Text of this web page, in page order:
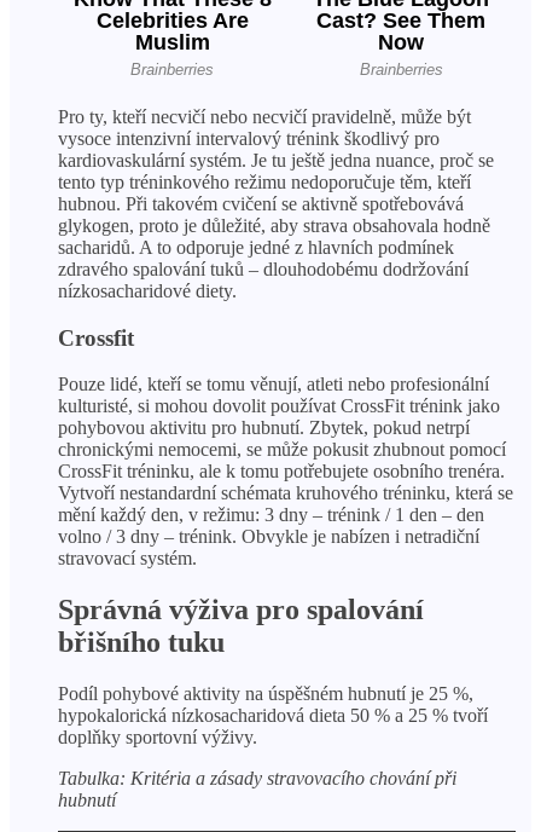
Pro ty, kteří necvičí nebo necvičí pravidelně, může být
vysoce intenzivní intervalový trénink škodlivý pro
kardiovaskulární systém. Je tu ještě jedna nuance, proč se
tento typ tréninkového režimu nedoporučuje těm, kteří
hubnou. Při takovém cvičení se aktivně spotřebovává
glykogen, proto je důležité, aby strava obsahovala hodně
sacharidů. A to odporuje jedné z hlavních podmínek
zdravého spalování tuků – dlouhodobému dodržování
nízkosacharidové diety.
Crossfit
Pouze lidé, kteří se tomu věnují, atleti nebo profesionální
kulturisté, si mohou dovolit používat CrossFit trénink jako
pohybovou aktivitu pro hubnutí. Zbytek, pokud netrpí
chronickými nemocemi, se může pokusit zhubnout pomocí
CrossFit tréninku, ale k tomu potřebujete osobního trenéra.
Vytvoří nestandardní schémata kruhového tréninku, která se
mění každý den, v režimu: 3 dny – trénink / 1 den – den
volno / 3 dny – trénink. Obvykle je nabízen i netradiční
stravovací systém.
Správná výživa pro spalování
břišního tuku
Podíl pohybové aktivity na úspěšném hubnutí je 25 %,
hypokalorická nízkosacharidová dieta 50 % a 25 % tvoří
doplňky sportovní výživy.
Tabulka: Kritéria a zásady stravovacího chování při
hubnutí